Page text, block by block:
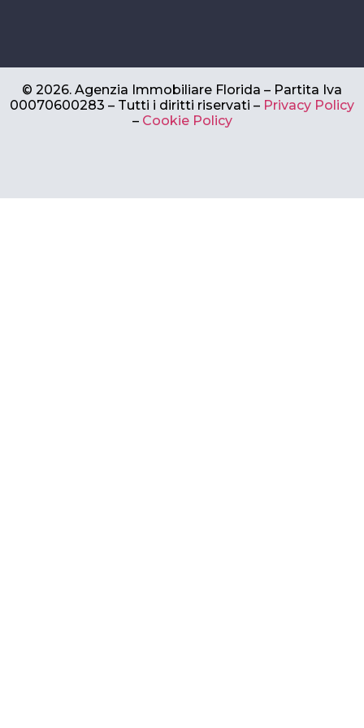
© 2026. Agenzia Immobiliare Florida – Partita Iva
00070600283 – Tutti i diritti riservati – Privacy Policy
– Cookie Policy